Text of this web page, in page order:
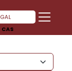
GAL
CAS